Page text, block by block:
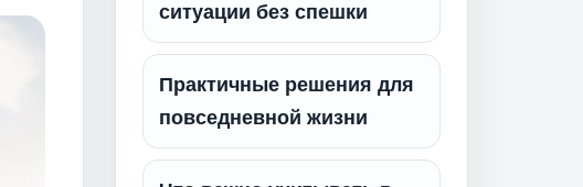
ситуации без спешки
Практичные решения для
повседневной жизни